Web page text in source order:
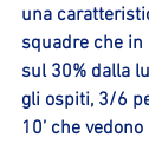
una
squadre che in
sul 30% dalla
gli ospiti, 3/6
10’ che